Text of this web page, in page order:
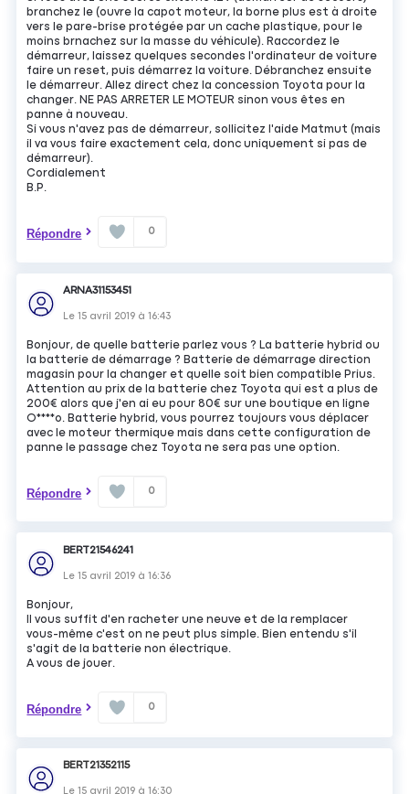
branchez le (ouvre la capot moteur, la borne plus est à droite
vers le pare-brise protégée par un cache plastique, pour le
moins brnachez sur la masse du véhicule). Raccordez le
démarreur, laissez quelques secondes l'ordinateur de voiture
faire un reset, puis démarrez la voiture. Débranchez ensuite
le démarreur. Allez direct chez la concession Toyota pour la
changer. NE PAS ARRETER LE MOTEUR sinon vous êtes en
panne à nouveau.
Si vous n'avez pas de démarreur, sollicitez l'aide Matmut (mais
il va vous faire exactement cela, donc uniquement si pas de
démarreur).
Cordialement
B.P.
Répondre 0
ARNA31153451
Le15 avril 2019 à16:43
Bonjour, de quelle batterie parlez vous ? La batterie hybrid ou
la batterie de démarrage ? Batterie de démarrage direction
magasin pour la changer et quelle soit bien compatible Prius.
Attention au prix de la batterie chez Toyota qui est a plus de
200€ alors que j'en ai eu pour 80€ sur une boutique en ligne
O****o. Batterie hybrid, vous pourrez toujours vous déplacer
avec le moteur thermique mais dans cette configuration de
panne le passage chez Toyota ne sera pas une option.
Répondre 0
BERT21546241
Le15 avril 2019 à16:36
Bonjour,
Il vous suffit d'en racheter une neuve et de la remplacer
vous-même c'est on ne peut plus simple. Bien entendu s'il
s'agit de la batterie non électrique.
A vous de jouer.
Répondre 0
BERT21352115
Le15 avril 2019 à16:30